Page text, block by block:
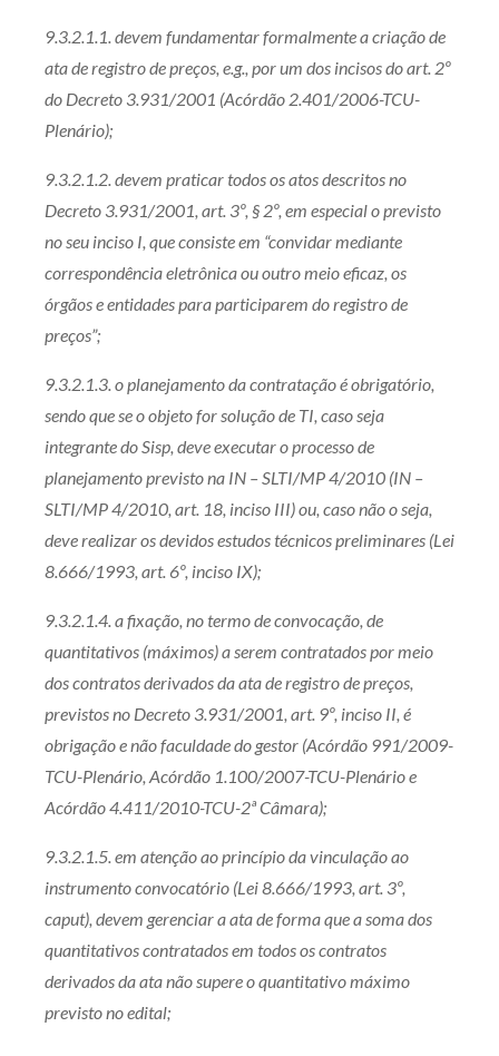
9.3.2.1.1. devem fundamentar formalmente a criação de
ata de registro de preços, e.g., por um dos incisos do art. 2º
do Decreto 3.931/2001 (Acórdão 2.401/2006-TCU-
Plenário);
9.3.2.1.2. devem praticar todos os atos descritos no
Decreto 3.931/2001, art. 3º, § 2º, em especial o previsto
no seu inciso I, que consiste em “convidar mediante
correspondência eletrônica ou outro meio eficaz, os
órgãos e entidades para participarem do registro de
preços”;
9.3.2.1.3. o planejamento da contratação é obrigatório,
sendo que se o objeto for solução de TI, caso seja
integrante do Sisp, deve executar o processo de
planejamento previsto na IN – SLTI/MP 4/2010 (IN –
SLTI/MP 4/2010, art. 18, inciso III) ou, caso não o seja,
deve realizar os devidos estudos técnicos preliminares (Lei
8.666/1993, art. 6º, inciso IX);
9.3.2.1.4. a fixação, no termo de convocação, de
quantitativos (máximos) a serem contratados por meio
dos contratos derivados da ata de registro de preços,
previstos no Decreto 3.931/2001, art. 9º, inciso II, é
obrigação e não faculdade do gestor (Acórdão 991/2009-
TCU-Plenário, Acórdão 1.100/2007-TCU-Plenário e
Acórdão 4.411/2010-TCU-2ª Câmara);
9.3.2.1.5. em atenção ao princípio da vinculação ao
instrumento convocatório (Lei 8.666/1993, art. 3º,
caput), devem gerenciar a ata de forma que a soma dos
quantitativos contratados em todos os contratos
derivados da ata não supere o quantitativo máximo
previsto no edital;